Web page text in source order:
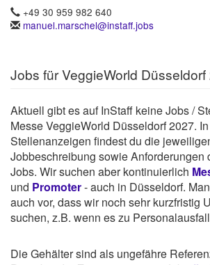
+49 30 959 982 640
manuel.marschel@instaff.jobs
Jobs für VeggieWorld Düsseldorf
Aktuell gibt es auf InStaff keine Jobs /
Messe VeggieWorld Düsseldorf 2027.
Stellenanzeigen findest du die
Jobbeschreibung sowie Anforderungen
Jobs. Wir suchen aber kontinuierlich
und Promoter- auch in Düsseldorf.
auch vor, dass wir noch sehr kurzfristig
suchen, z.B. wenn es zu
Die Gehälter sind als ungefähre